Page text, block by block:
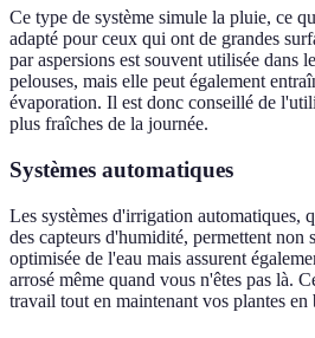
Ce type de système simule la pluie, ce
adapté pour ceux qui ont de grandes
par aspersions est souvent utilisée dans
pelouses, mais elle peut également
évaporation. Il est donc conseillé de
plus fraîches de la journée.
Systèmes automatiques
Les systèmes d'irrigation automatiques,
des capteurs d'humidité, permettent non
optimisée de l'eau mais assurent
arrosé même quand vous n'êtes pas là.
travail tout en maintenant vos plantes en